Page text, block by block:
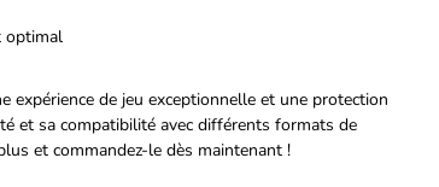
optimal
de jeu exceptionnelle et une protection
et sa compatibilité avec différents formats de
et commandez-le dès maintenant !